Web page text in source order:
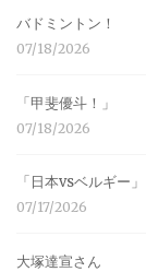
バドミントン！
07/18/2026
「甲斐優斗！」
07/18/2026
「日本vsベルギー」
07/17/2026
大塚達宣さん